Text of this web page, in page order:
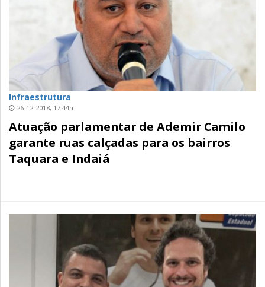
Infraestrutura
26-12-2018, 17:44h
Atuação parlamentar de Ademir Camilo
garante ruas calçadas para os bairros
Taquara e Indaiá